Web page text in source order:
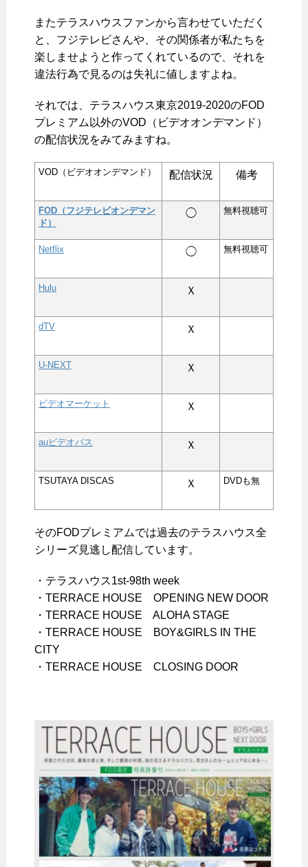
またテラスハウスファンから言わせていただく
と、フジテレビさんや、その関係者が私たちを
楽しませようと作ってくれているので、それを
違法行為で見るのは失礼に値しますよね。
それでは、テラスハウス東京2019-2020のFOD
プレミアム以外のVOD（ビデオオンデマンド）
の配信状況をみてみますね。
VOD（ビデオオンデマンド） 配信状況 備考
FOD（フジテレビオンデマン
ド）
◯ 無料視聴可
Netflix ◯ 無料視聴可
Hulu Ｘ
dTV Ｘ
U-NEXT Ｘ
ビデオマーケット Ｘ
auビデオパス Ｘ
TSUTAYA DISCAS Ｘ DVDも無
そのFODプレミアムでは過去のテラスハウス全
シリーズ見逃し配信しています。
・テラスハウス1st-98th week
・TERRACE HOUSE OPENING NEW DOOR
・TERRACE HOUSE ALOHA STAGE
・TERRACE HOUSE BOY&GIRLS IN THE
CITY
・TERRACE HOUSE CLOSING DOOR